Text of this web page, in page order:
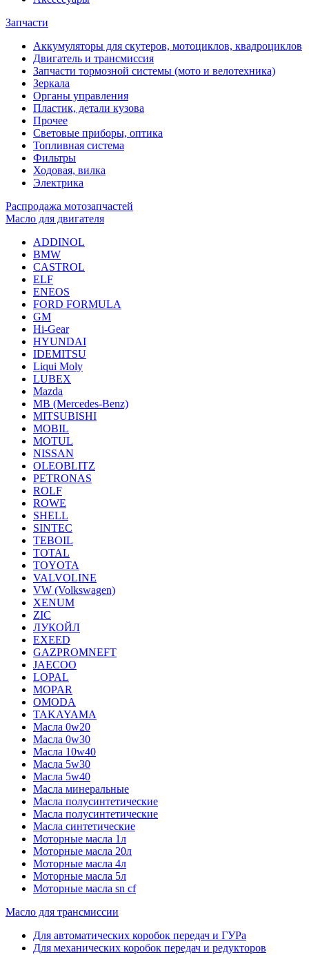
Запчасти
Аккумуляторы для скутеров, мотоциклов, квадроциклов
Двигатель и трансмиссия
Запчасти тормозной системы (мото и велотехника)
Зеркала
Органы управления
Пластик, детали кузова
Прочее
Световые приборы, оптика
Топливная система
Фильтры
Ходовая, вилка
Электрика
Распродажа мотозапчастей
Масло для двигателя
ADDINOL
BMW
CASTROL
ELF
ENEOS
FORD FORMULA
GM
Hi-Gear
HYUNDAI
IDEMITSU
Liqui Moly
LUBEX
Mazda
MB (Mercedes-Вenz)
MITSUBISHI
MOBIL
MOTUL
NISSAN
OLEOBLITZ
PETRONAS
ROLF
ROWE
SHELL
SINTEC
TEBOIL
TOTAL
TOYOTA
VALVOLINE
VW (Volkswagen)
XENUM
ZIC
ЛУКОЙЛ
EXEED
GAZPROMNEFT
JAECOO
LOPAL
MOPAR
OMODA
TAKAYAMA
Масла 0w20
Масла 0w30
Масла 10w40
Масла 5w30
Масла 5w40
Масла минеральные
Масла полусинтетические
Масла полусинтетические
Масла синтетические
Моторные масла 1л
Моторные масла 20л
Моторные масла 4л
Моторные масла 5л
Моторные масла sn cf
Масло для трансмиссии
Для автоматических коробок передач и ГУРа
Для механических коробок передач и редукторов